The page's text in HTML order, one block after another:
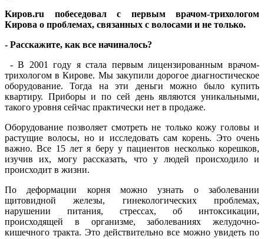
Kиров.ru побеседовал с первым врачом-трихологом
Кирова о проблемах, связанных с волосами и не только.
- Расскажите, как все начиналось?
- В 2001 году я стала первым лицензированным врачом-
трихологом в Кирове. Мы закупили дорогое диагностическое
оборудование. Тогда на эти деньги можно было купить
квартиру. Приборы и по сей день являются уникальными,
такого уровня сейчас практически нет в продаже.
Оборудование позволяет смотреть не только кожу головы и
растущие волосы, но и исследовать сам корень. Это очень
важно. Все 15 лет я беру у пациентов несколько корешков,
изучив их, могу рассказать, что у людей происходило и
происходит в жизни.
По деформации корня можно узнать о заболевании
щитовидной железы, гинекологических проблемах,
нарушении питания, стрессах, об интоксикации,
происходящей в организме, заболеваниях желудочно-
кишечного тракта. Это действительно все можно увидеть по